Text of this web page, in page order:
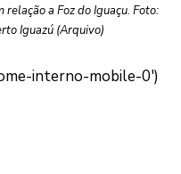
a Foz do Iguaçu. Foto:
Iguazú (Arquivo)